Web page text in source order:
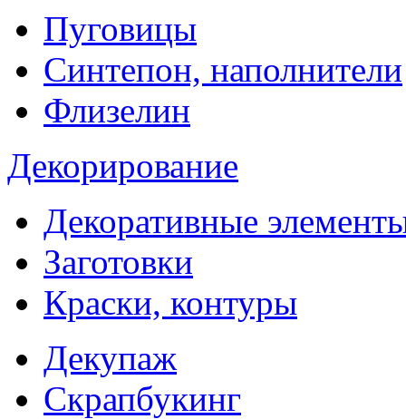
Пуговицы
Синтепон, наполнители
Флизелин
Декорирование
Декоративные
Заготовки
Краски, контуры
Декупаж
Скрапбукинг